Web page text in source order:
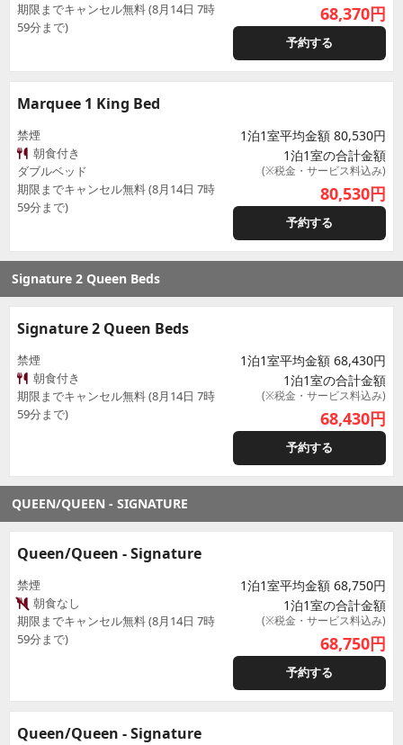
期限までキャンセル無料 (8月14日 7時
59分まで)
68,370円
予約する
Marquee 1 King Bed
禁煙
朝食付き
ダブルベッド
期限までキャンセル無料 (8月14日 7時
59分まで)
1泊1室平均金額 80,530円
1泊1室の合計金額
(※税金・サービス料込み)
80,530円
予約する
Signature 2 Queen Beds
Signature 2 Queen Beds
禁煙
朝食付き
期限までキャンセル無料 (8月14日 7時
59分まで)
1泊1室平均金額 68,430円
1泊1室の合計金額
(※税金・サービス料込み)
68,430円
予約する
QUEEN/QUEEN - SIGNATURE
Queen/Queen - Signature
禁煙
朝食なし
期限までキャンセル無料 (8月14日 7時
59分まで)
1泊1室平均金額 68,750円
1泊1室の合計金額
(※税金・サービス料込み)
68,750円
予約する
Queen/Queen - Signature